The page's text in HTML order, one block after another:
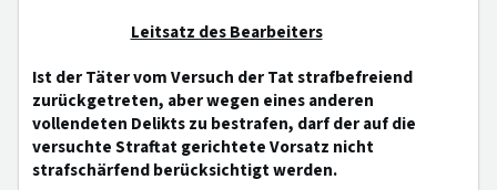
Leitsatz des Bearbeiters
Ist der Täter vom Versuch der Tat strafbefreiend
zurückgetreten, aber wegen eines anderen
vollendeten Delikts zu bestrafen, darf der auf die
versuchte Straftat gerichtete Vorsatz nicht
strafschärfend berücksichtigt werden.